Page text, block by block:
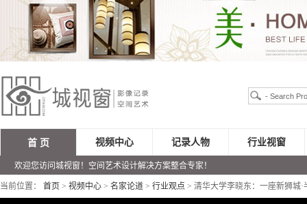
首 页
欢迎您访问城视窗！空间艺术设计解决方案整合专家！
视频中心 记录人物 行业视窗
当前位置： 首页 > 视频中心 > 名家论道 > 行业观点 > 清华大学李晓东：一座新狮城·